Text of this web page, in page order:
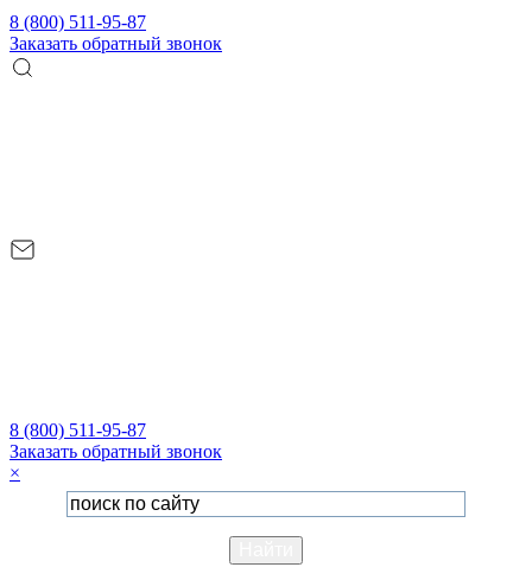
8 (800) 511-95-87
Заказать обратный звонок
8 (800) 511-95-87
Заказать обратный звонок
×